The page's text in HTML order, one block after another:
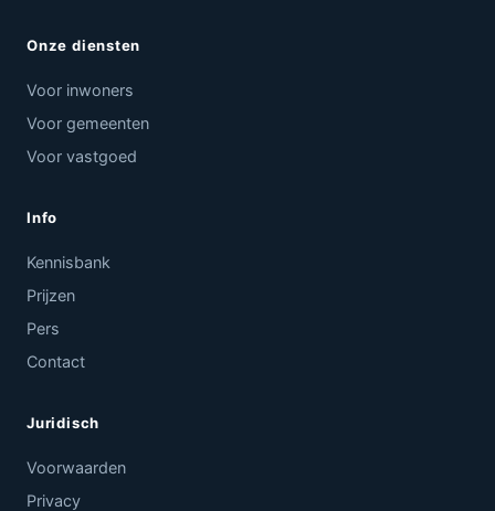
Onze diensten
Voor inwoners
Voor gemeenten
Voor vastgoed
Info
Kennisbank
Prijzen
Pers
Contact
Juridisch
Voorwaarden
Privacy